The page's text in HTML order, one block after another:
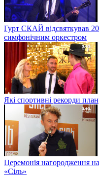
Гурт СКАЙ відсвяткував
симфонічним оркестром
Які спортивні рекорди
Церемонія нагородження
«Сіль»